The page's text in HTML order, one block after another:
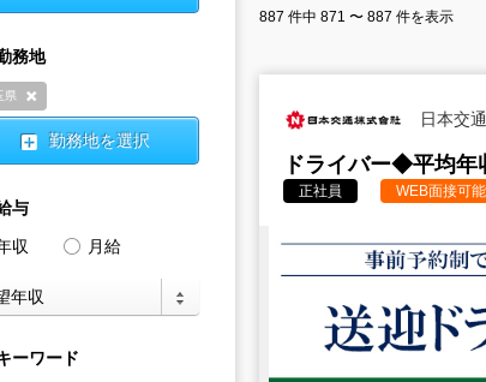
887 件中 871 〜 887 件を表示
日本交
ドライバー◆平均
正社員 WEB面接可
務地
県
勤務地を選択
与
収
月給
ーワード